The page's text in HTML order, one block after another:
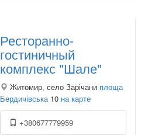
Ресторанно-
гостиничный
комплекс "Шале"
Житомир, село Зарічани площа
Бердичівська 10 на карте
+380677779959